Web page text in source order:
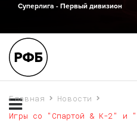
Суперлига - Первый дивизион
Главная
Новости
Игры со "Спартой & К-2" и